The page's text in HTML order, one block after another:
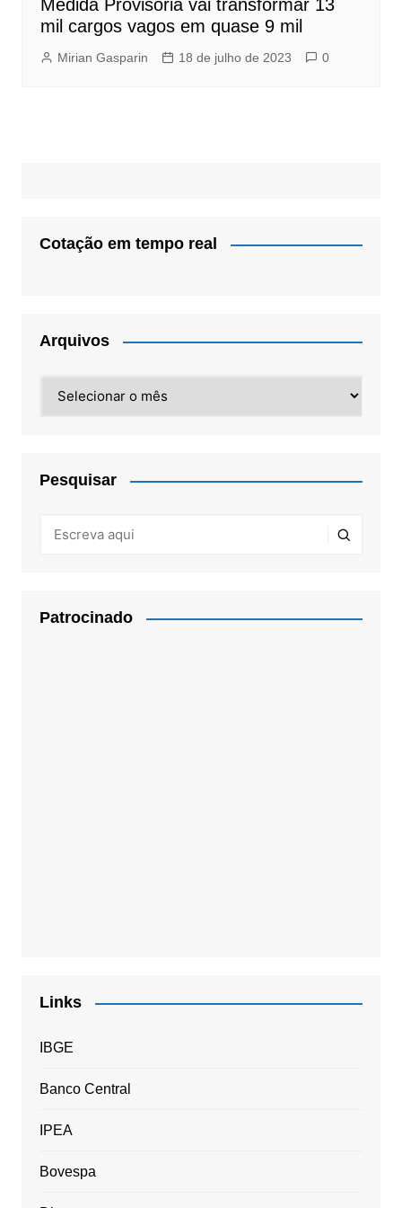
Medida Provisória vai transformar 13
mil cargos vagos em quase 9 mil
Mirian Gasparin 18 de julho de 2023 0
Cotação em tempo real
Arquivos
Pesquisar
Patrocinado
Links
IBGE
Banco Central
IPEA
Bovespa